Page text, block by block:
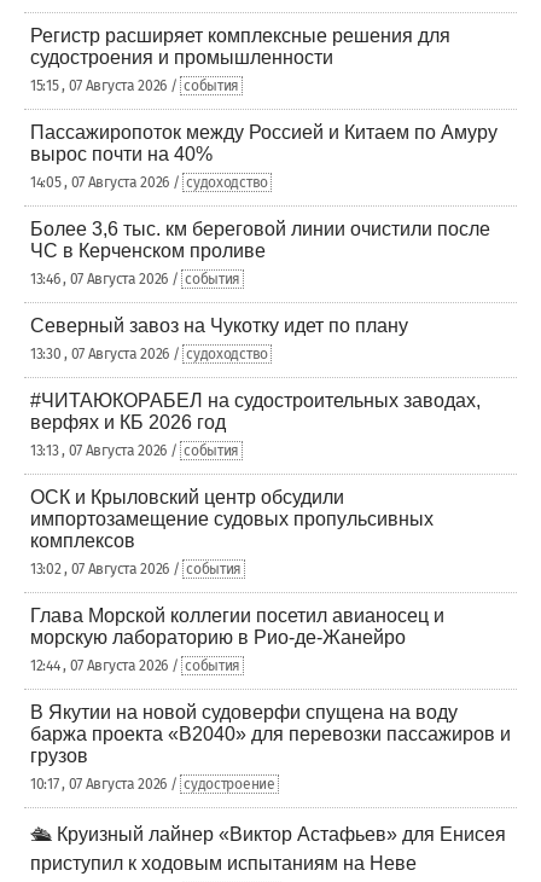
Регистр расширяет комплексные решения для
судостроения и промышленности
15:15 , 07 Августа 2026 / события
Пассажиропоток между Россией и Китаем по Амуру
вырос почти на 40%
14:05 , 07 Августа 2026 / судоходство
Более 3,6 тыс. км береговой линии очистили после
ЧС в Керченском проливе
13:46 , 07 Августа 2026 / события
Северный завоз на Чукотку идет по плану
13:30 , 07 Августа 2026 / судоходство
#ЧИТАЮКОРАБЕЛ на судостроительных заводах,
верфях и КБ 2026 год
13:13 , 07 Августа 2026 / события
ОСК и Крыловский центр обсудили
импортозамещение судовых пропульсивных
комплексов
13:02 , 07 Августа 2026 / события
Глава Морской коллегии посетил авианосец и
морскую лабораторию в Рио-де-Жанейро
12:44 , 07 Августа 2026 / события
В Якутии на новой судоверфи спущена на воду
баржа проекта «В2040» для перевозки пассажиров и
грузов
10:17 , 07 Августа 2026 / судостроение
🛳️ Круизный лайнер «Виктор Астафьев» для Енисея
приступил к ходовым испытаниям на Неве